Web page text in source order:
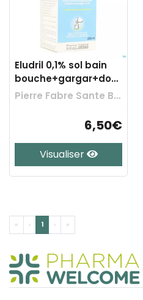
Eludril 0,1% sol bain
bouche+gargar+doseur
200ml
Pierre Fabre Sante Benelux
6,50€
Visualiser
« ‹ 1 › »